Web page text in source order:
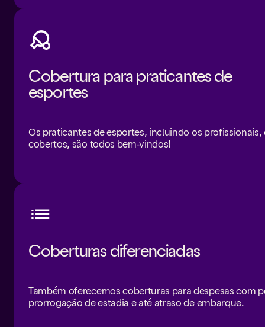
Cobertura para praticantes de
esportes
Os praticantes de esportes, incluindo os profissionais,
cobertos, são todos bem-vindos!
Coberturas diferenciadas
Também oferecemos coberturas para despesas com
prorrogação de estadia e até atraso de embarque.